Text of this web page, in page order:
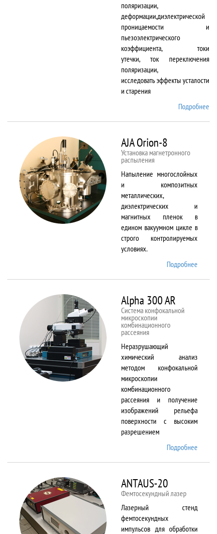
поляризации,
деформации,диэлектрической
проницаемости и
пьезоэлектрического
коэффициента, токи
утечки, ток переключения
поляризации,
исследовать эффекты усталости
и старения
Подробнее
AJA Orion-8
Установка магнетронного
распыления
Напыление многослойных
и композитных
металлических,
диэлектрических и
магнитных пленок в
едином вакуумном цикле в
строго контролируемых
условиях.
Подробнее
Alpha 300 AR
Система конфокальной
микроскопии
комбинационного
рассеяния
Неразрушающий
химический анализ
методом конфокальной
микроскопии
комбинационного
рассеяния и получение
изображений рельефа
поверхности с высоким
разрешением
Подробнее
ANTAUS-20
Фемтосекундный лазер
Лазерный стенд
фемтосекундных
импульсов для обработки